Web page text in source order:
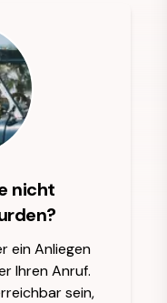
nicht
ein Anliegen
Ihren Anruf.
sein,